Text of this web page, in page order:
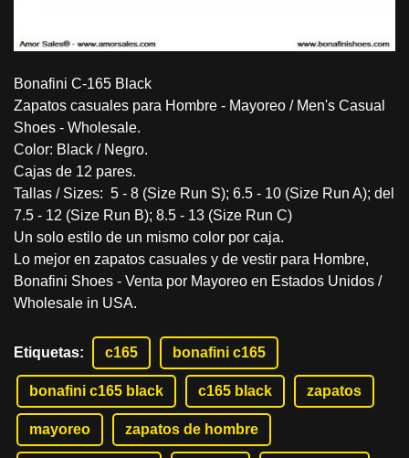
Bonafini C-165 Black
Zapatos casuales para Hombre - Mayoreo / Men's Casual
Shoes - Wholesale.
Color: Black / Negro.
Cajas de 12 pares.
Tallas / Sizes: 5 - 8 (Size Run S); 6.5 - 10 (Size Run A); del
7.5 - 12 (Size Run B); 8.5 - 13 (Size Run C)
Un solo estilo de un mismo color por caja.
Lo mejor en zapatos casuales y de vestir para Hombre,
Bonafini Shoes - Venta por Mayoreo en Estados Unidos /
Wholesale in USA.
Etiquetas: c165 bonafini c165
bonafini c165 black c165 black zapatos
mayoreo zapatos de hombre